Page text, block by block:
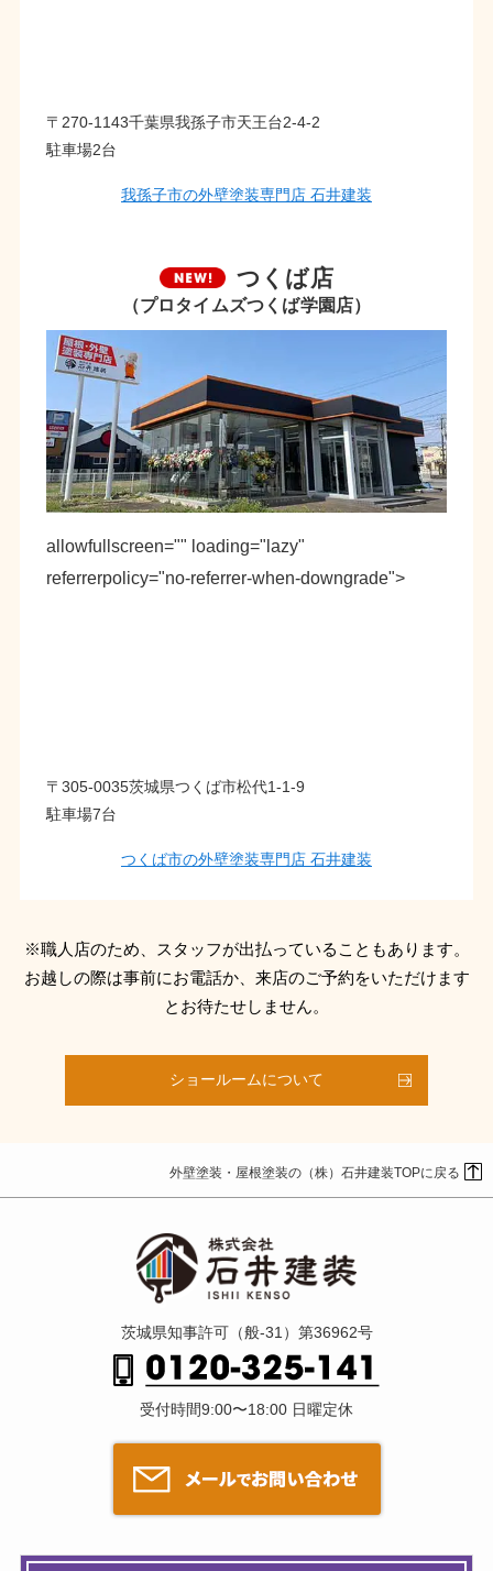
〒270-1143千葉県我孫子市天王台2-4-2
駐車場2台
我孫子市の外壁塗装専門店 石井建装
つくば店
（プロタイムズつくば学園店）
allowfullscreen="" loading="lazy"
referrerpolicy="no-referrer-when-downgrade">
〒305-0035茨城県つくば市松代1-1-9
駐車場7台
つくば市の外壁塗装専門店 石井建装
※職人店のため、スタッフが出払っていることもあります。
お越しの際は事前にお電話か、来店のご予約をいただけます
とお待たせしません。
ショールームについて
外壁塗装・屋根塗装の（株）石井建装TOPに戻る
茨城県知事許可（般-31）第36962号
受付時間9:00〜18:00 日曜定休